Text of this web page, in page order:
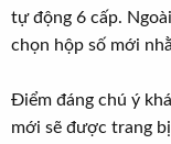
tự động 6 cấp.
chọn hộp số mới
Điểm đáng chú ý
mới sẽ được trang